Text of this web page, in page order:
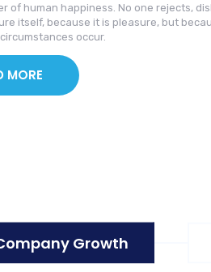
of human happiness. No one rejects,
itself, because it is pleasure, but
occur.
MORE
Growth